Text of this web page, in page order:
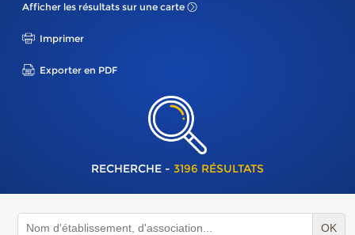
Afficher les résultats sur une carte
Imprimer
Exporter en PDF
RECHERCHE - 3196 RÉSULTATS
OK